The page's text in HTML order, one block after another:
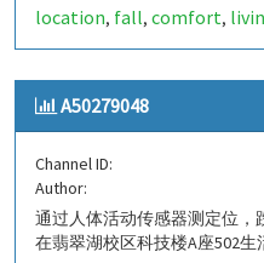
location, fall, comfort,
活,tanbir,跌倒,定位,哈山,
indoor living comfort,ilc,
a50279047,849711
A50279048
Channel ID:
Author:
通过人体活动传感器测定位，
在翡翠湖校区科技楼A座502